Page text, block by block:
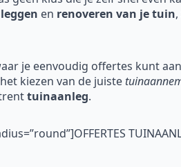
en renoveren van je tuin
je eenvoudig offertes kunt
kiezen van de juiste
tuinaanleg.